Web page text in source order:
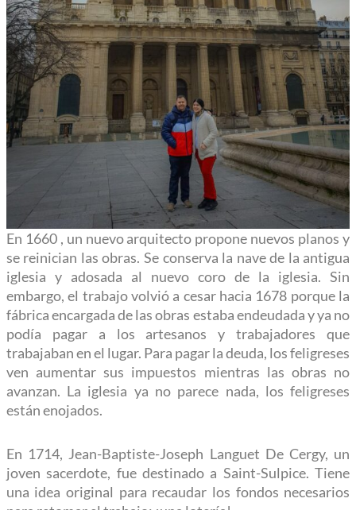
En 1660 , un nuevo arquitecto propone nuevos planos y
se reinician las obras. Se conserva la nave de la antigua
iglesia y adosada al nuevo coro de la iglesia. Sin
embargo, el trabajo volvió a cesar hacia 1678 porque la
fábrica encargada de las obras estaba endeudada y ya no
podía pagar a los artesanos y trabajadores que
trabajaban en el lugar. Para pagar la deuda, los feligreses
ven aumentar sus impuestos mientras las obras no
avanzan. La iglesia ya no parece nada, los feligreses
están enojados.
En 1714, Jean-Baptiste-Joseph Languet De Cergy, un
joven sacerdote, fue destinado a Saint-Sulpice. Tiene
una idea original para recaudar los fondos necesarios